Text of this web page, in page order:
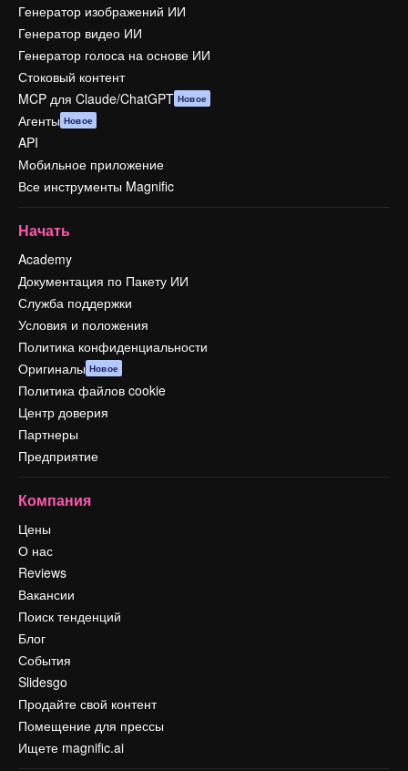
Генератор изображений ИИ
Генератор видео ИИ
Генератор голоса на основе ИИ
Стоковый контент
MCP для Claude/ChatGPT Новое
Агенты Новое
API
Мобильное приложение
Все инструменты Magnific
Начать
Academy
Документация по Пакету ИИ
Служба поддержки
Условия и положения
Политика конфиденциальности
Оригиналы Новое
Политика файлов cookie
Центр доверия
Партнеры
Предприятие
Компания
Цены
О нас
Reviews
Вакансии
Поиск тенденций
Блог
События
Slidesgo
Продайте свой контент
Помещение для прессы
Ищете magnific.ai